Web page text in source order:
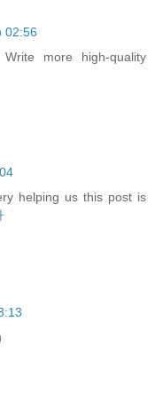
02:56
more high-quality
helping us this post is